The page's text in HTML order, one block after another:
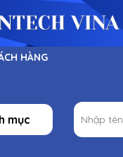
HÀNG
mục